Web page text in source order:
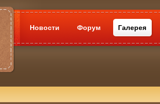
Новости Форум Галерея